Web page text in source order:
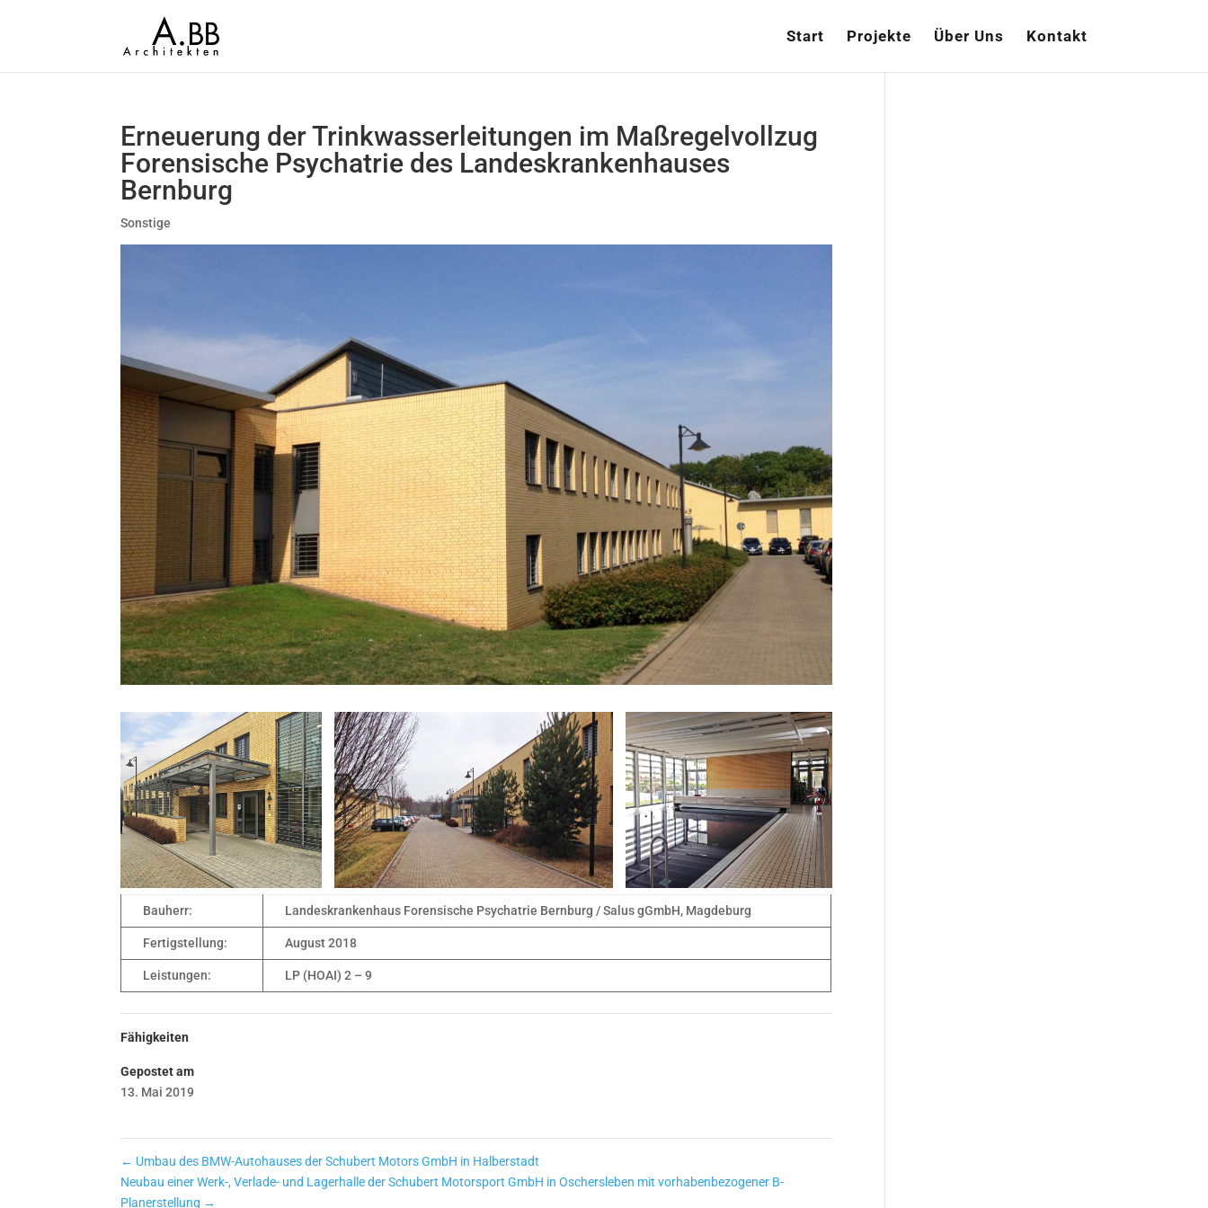
Start Projekte Über Uns Kontakt
Erneuerung der Trinkwasserleitungen im Maßregelvollzug
Forensische Psychatrie des Landeskrankenhauses
Bernburg
Sonstige
Bauherr: Landeskrankenhaus Forensische Psychatrie Bernburg / Salus gGmbH, Magdeburg
Fertigstellung: August 2018
Leistungen: LP (HOAI) 2 – 9
Fähigkeiten
Gepostet am
13. Mai 2019
← Umbau des BMW-Autohauses der Schubert Motors GmbH in Halberstadt
Neubau einer Werk-, Verlade- und Lagerhalle der Schubert Motorsport GmbH in Oschersleben mit vorhabenbezogener B-
Planerstellung →